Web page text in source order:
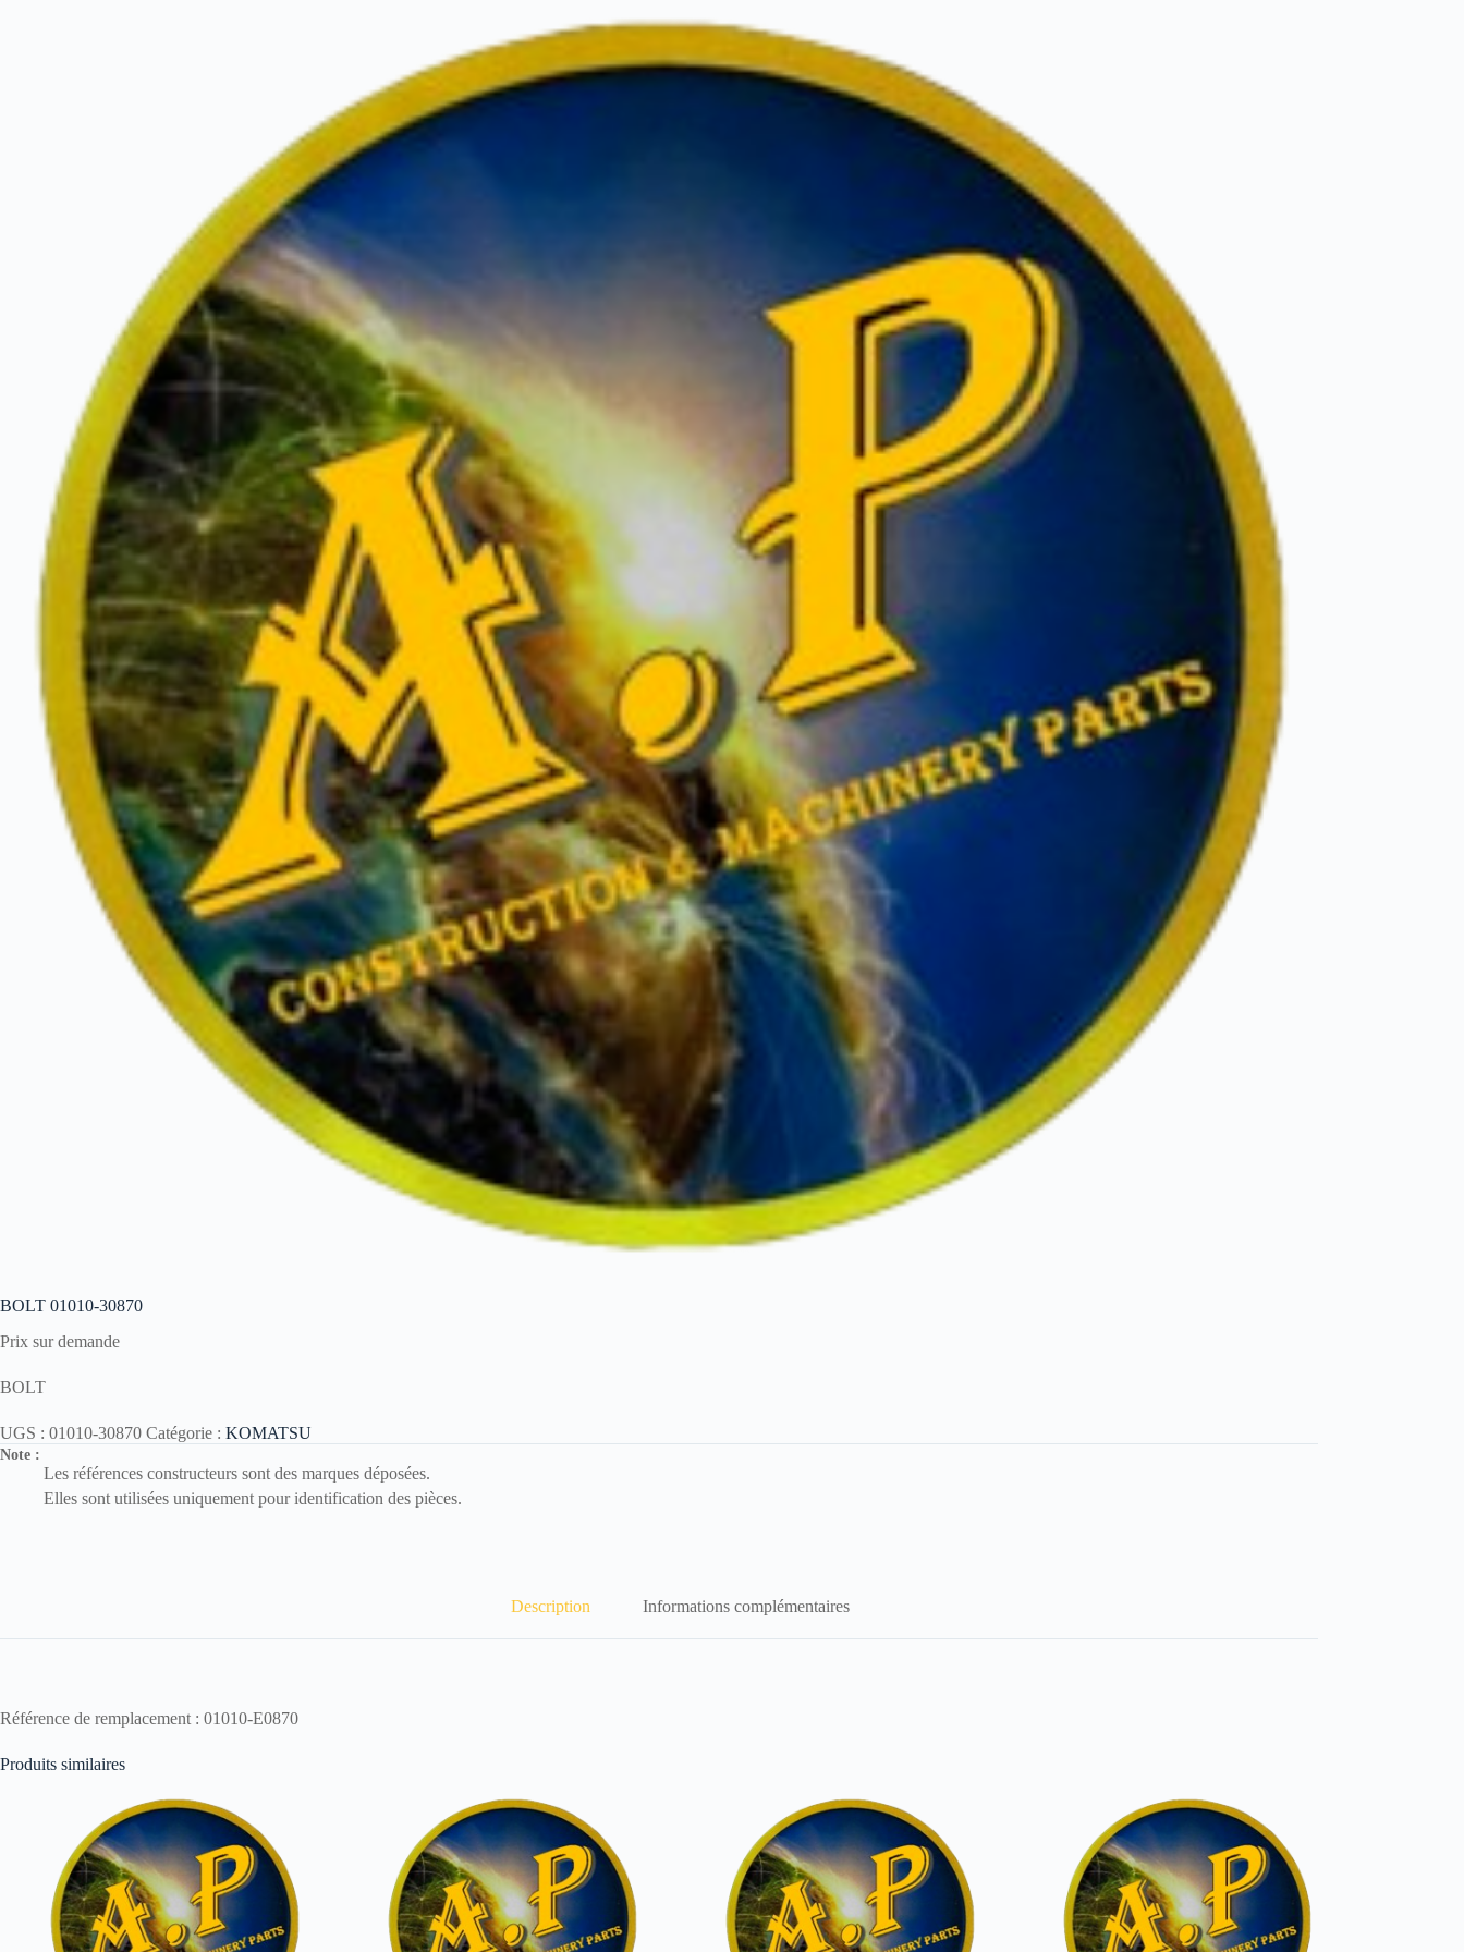
BOLT 01010-30870
Prix sur demande
BOLT
UGS : 01010-30870 Catégorie : KOMATSU
Note :
Les références constructeurs sont des marques déposées.
Elles sont utilisées uniquement pour identification des pièces.
Description Informations complémentaires
Référence de remplacement : 01010-E0870
Produits similaires